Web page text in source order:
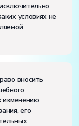
током:
+10…+35
условиях не
вносить
изменению
его